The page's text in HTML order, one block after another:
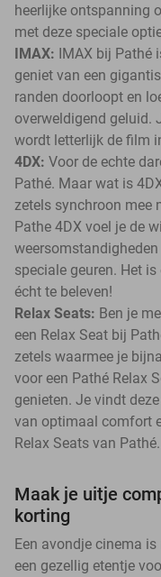
heerlijke ontspanning
met deze speciale
IMAX: IMAX bij Pathé
geniet van een
randen doorloopt en
overweldigend geluid.
wordt letterlijk de film
4DX: Voor de echte
Pathé. Maar wat is
zetels synchroon mee
Pathe 4DX voel je de
speciale geuren. Het
écht te beleven!
Relax Seats: Ben je
een Relax Seat bij
zetels waarmee je
voor een Pathé Relax
genieten. Je vindt
van optimaal comfort
Relax Seats van Pathé.
Maak je uitje
korting
Een avondje cinema
een gezellig etentje